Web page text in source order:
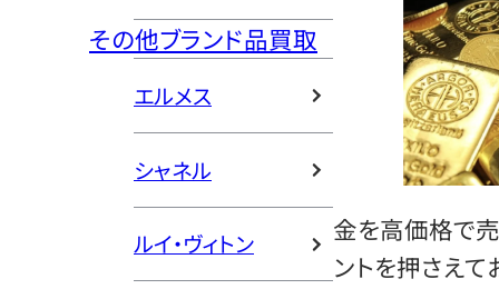
その他ブランド品買取
エルメス
シャネル
ルイ・ヴィトン
金を高価格で
ントを押さえて